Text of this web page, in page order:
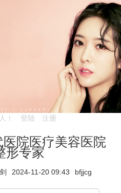
！ 登陆 注册
院医疗美容医院
形专家
2024-11-20 09:43 bfjjcg